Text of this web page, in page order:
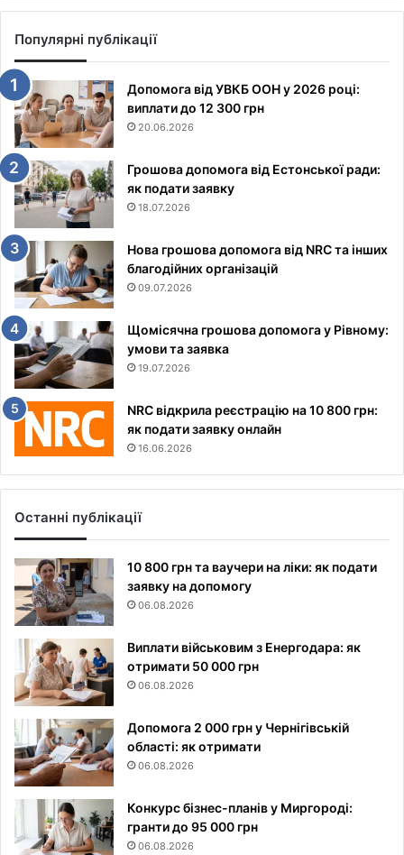
Популярні публікації
Допомога від УВКБ ООН у 2026 році:
виплати до 12 300 грн
20.06.2026
Грошова допомога від Естонської ради:
як подати заявку
18.07.2026
Нова грошова допомога від NRC та інших
благодійних організацій
09.07.2026
Щомісячна грошова допомога у Рівному:
умови та заявка
19.07.2026
NRC відкрила реєстрацію на 10 800 грн:
як подати заявку онлайн
16.06.2026
Останні публікації
10 800 грн та ваучери на ліки: як подати
заявку на допомогу
06.08.2026
Виплати військовим з Енергодара: як
отримати 50 000 грн
06.08.2026
Допомога 2 000 грн у Чернігівській
області: як отримати
06.08.2026
Конкурс бізнес-планів у Миргороді:
гранти до 95 000 грн
06.08.2026